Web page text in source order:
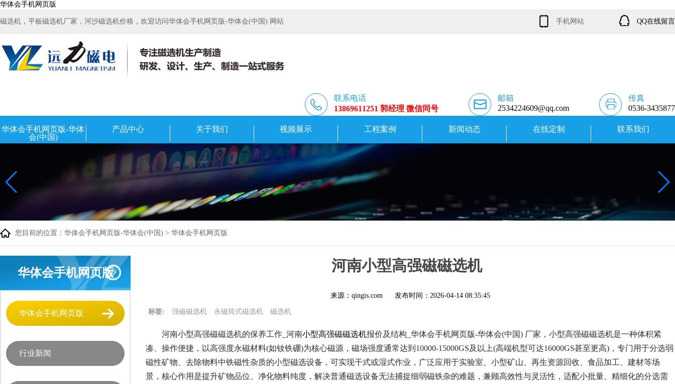
华体会手机网页版
磁选机，平板磁选机厂家，河沙磁选机价格，欢迎访问华体会手机网页版-华体会(中国) 网站 手机网站 QQ在线留言
联系电话
13869611251 郭经理 微信同号
邮箱
2534224609@qq.com
传真
0536-3435877
华体会手机网页版-华体
会(中国)
产品中心 关于我们 视频展示 工程案例 新闻动态 在线定制 联系我们
您目前的位置： 华体会手机网页版-华体会(中国) > 华体会手机网页版
华体会手机网页版
华体会手机网页版
行业新闻
河南小型高强磁磁选机
来源：qingis.com 发布时间： 2026-04-14 08:35:45
标签: 强磁磁选机 永磁筒式磁选机 磁选机
河南小型高强磁磁选机的保养工作_河南小型高强磁磁选机报价及结构_华体会手机网页版-华体会(中国) 厂家，小型高强磁磁选机是一种体积紧
凑、操作便捷，以高强度永磁材料(如钕铁硼)为核心磁源，磁场强度通常达到10000-15000GS及以上(高端机型可达16000GS甚至更高)，专门用于分选弱
磁性矿物、去除物料中铁磁性杂质的小型磁选设备，可实现干式或湿式作业，广泛应用于实验室、小型矿山、再生资源回收、食品加工、建材等场
景，核心作用是提升矿物品位、净化物料纯度，解决普通磁选设备无法捕捉细弱磁铁杂的难题，兼顾高效性与灵活性，适配小批量、精细化的分选需